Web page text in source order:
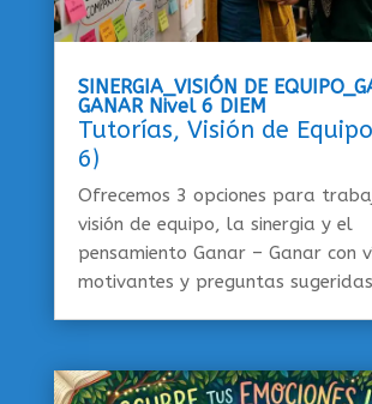
SINERGIA_VISIÓN DE
GANAR Nivel 6 DIEM
Tutorías, Visión de
6)
Ofrecemos 3 opciones para
visión de equipo, la sinergia y el
pensamiento Ganar – Ganar con
motivantes y preguntas